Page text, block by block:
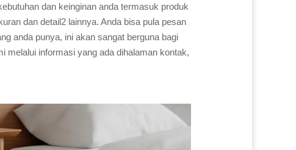
dan keinginan anda termasuk produk
dan detail2 lainnya. Anda bisa pula pesan
anda punya, ini akan sangat berguna bagi
melalui informasi yang ada dihalaman kontak,